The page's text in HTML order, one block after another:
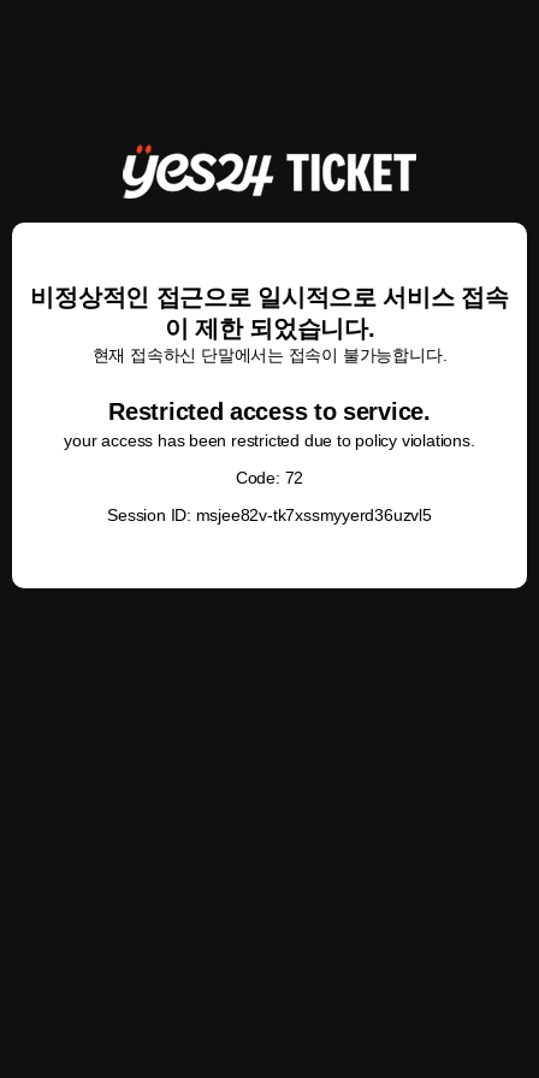
비정상적인 접근으로 일시적으로 서비스 접속
이 제한 되었습니다.
현재 접속하신 단말에서는 접속이 불가능합니다.
Restricted access to service.
your access has been restricted due to policy violations.
Code: 72
Session ID: msjee82v-tk7xssmyyerd36uzvl5